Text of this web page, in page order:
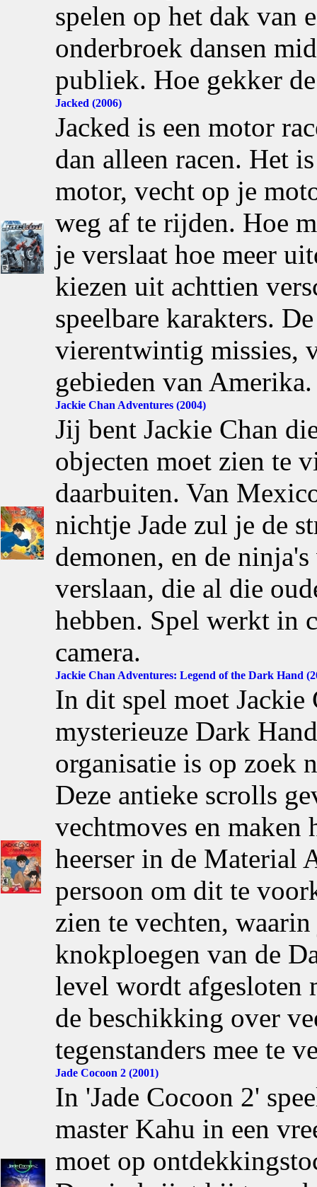
spelen op het dak van
onderbroek dansen
publiek. Hoe gekker
Jacked (2006)
Jacked is een motor
dan alleen racen. Het
motor, vecht op je
weg af te rijden. Hoe
je verslaat hoe meer
kiezen uit achttien
speelbare karakters.
vierentwintig missies,
gebieden van Amerika.
Jackie Chan Adventures (2004)
Jij bent Jackie Chan
objecten moet zien te
daarbuiten. Van
nichtje Jade zul je de
demonen, en de
verslaan, die al die
hebben. Spel werkt in
camera.
Jackie Chan Adventures: Legend of the Dark Hand
In dit spel moet Jackie
mysterieuze Dark
organisatie is op zoek
Deze antieke scrolls
vechtmoves en maken
heerser in de Material
persoon om dit te
zien te vechten,
knokploegen van de
level wordt afgesloten
de beschikking over
tegenstanders mee te
Jade Cocoon 2 (2001)
In 'Jade Cocoon 2'
master Kahu in een
moet op